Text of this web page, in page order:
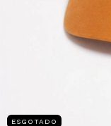
ESGOTADO